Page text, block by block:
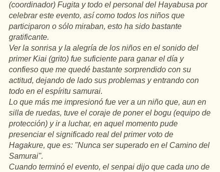
(coordinador) Fugita y todo el personal del Hayabusa por
celebrar este evento, así como todos los niños que
participaron o sólo miraban, esto ha sido bastante
gratificante.
Ver la sonrisa y la alegría de los niños en el sonido del
primer Kiai (grito) fue suficiente para ganar el día y
confieso que me quedé bastante sorprendido con su
actitud, dejando de lado sus problemas y entrando con
todo en el espíritu samurai.
Lo que más me impresionó fue ver a un niño que, aun en
silla de ruedas, tuve el coraje de poner el bogu (equipo de
protección) y ir a luchar, en aquel momento pude
presenciar el significado real del primer voto de
Hagakure, que es: "Nunca ser superado en el Camino del
Samurai".
Cuando terminó el evento, el senpai dijo que cada uno de